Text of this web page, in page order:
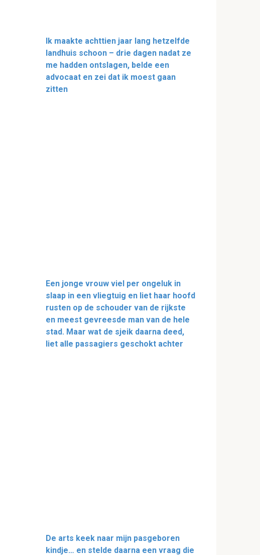
Ik maakte achttien jaar lang hetzelfde
landhuis schoon – drie dagen nadat ze
me hadden ontslagen, belde een
advocaat en zei dat ik moest gaan
zitten
Een jonge vrouw viel per ongeluk in
slaap in een vliegtuig en liet haar hoofd
rusten op de schouder van de rijkste
en meest gevreesde man van de hele
stad. Maar wat de sjeik daarna deed,
liet alle passagiers geschokt achter
De arts keek naar mijn pasgeboren
kindje… en stelde daarna een vraag die